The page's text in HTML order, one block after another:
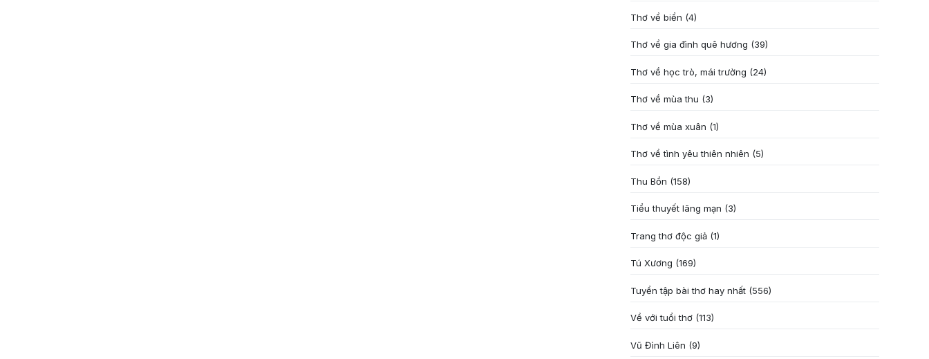
Thơ về biển (4)
Thơ về gia đình quê hương (39)
Thơ về học trò, mái trường (24)
Thơ về mùa thu (3)
Thơ về mùa xuân (1)
Thơ về tình yêu thiên nhiên (5)
Thu Bồn (158)
Tiểu thuyết lãng mạn (3)
Trang thơ độc giả (1)
Tú Xương (169)
Tuyển tập bài thơ hay nhất (556)
Về với tuổi thơ (113)
Vũ Đình Liên (9)